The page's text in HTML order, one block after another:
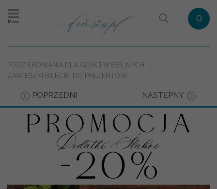
Menu 0
PODZIĘKOWANIA DLA GOŚCI WESELNYCH
ZAWIESZKI BILECIKI DO PREZENTÓW
POPRZEDNI NASTĘPNY